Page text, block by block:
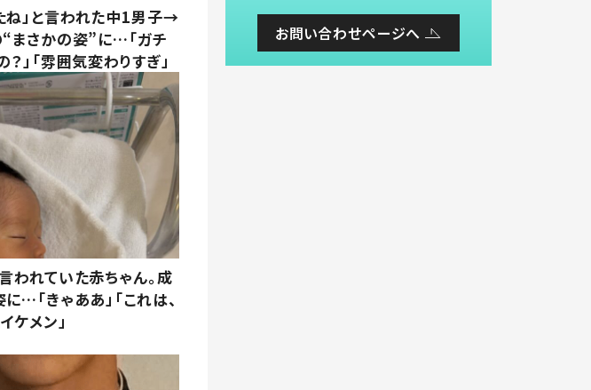
ね」と言われた中1男子→
まさかの姿”に…「ガチ
」「雰囲気変わりすぎ」
われていた赤ちゃん。成
…「きゃああ」「これは、
ケメン」
お問い合わせページへ